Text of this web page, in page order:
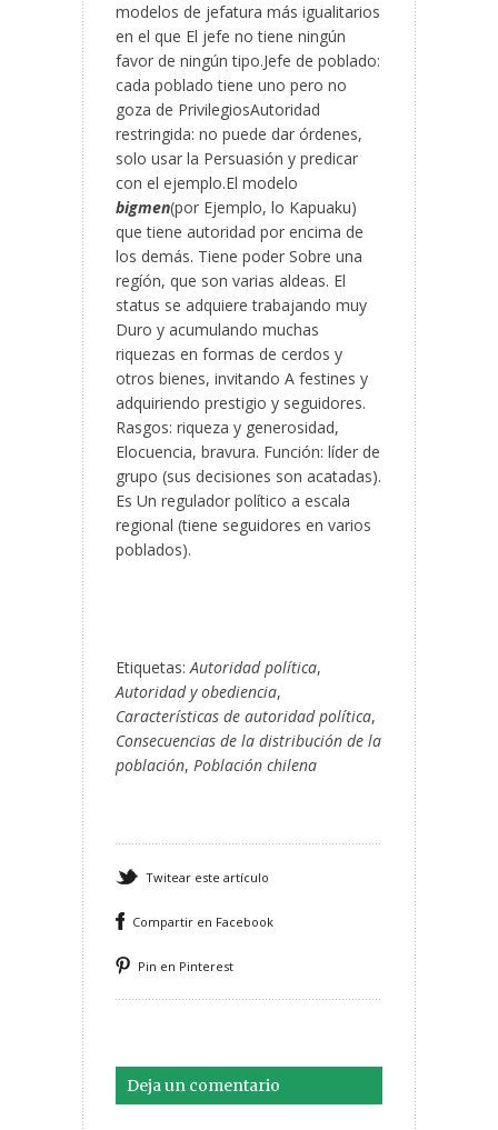
modelos de jefatura más igualitarios
en el que El jefe no tiene ningún
favor de ningún tipo.Jefe de poblado:
cada poblado tiene uno pero no
goza de PrivilegiosAutoridad
restringida: no puede dar órdenes,
solo usar la Persuasión y predicar
con el ejemplo.El modelo
bigmen(por Ejemplo, lo Kapuaku)
que tiene autoridad por encima de
los demás. Tiene poder Sobre una
regíón, que son varias aldeas. El
status se adquiere trabajando muy
Duro y acumulando muchas
riquezas en formas de cerdos y
otros bienes, invitando A festines y
adquiriendo prestigio y seguidores.
Rasgos: riqueza y generosidad,
Elocuencia, bravura. Función: líder de
grupo (sus decisiones son acatadas).
Es Un regulador político a escala
regional (tiene seguidores en varios
poblados).
Etiquetas:Autoridad política,
Autoridad y obediencia,
Características de autoridad política,
Consecuencias de la distribución de la
población, Población chilena
Twitear este artículo
Compartir en Facebook
Pin en Pinterest
Deja un comentario